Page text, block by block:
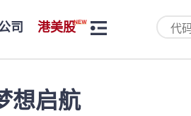
司 港美股
想启航